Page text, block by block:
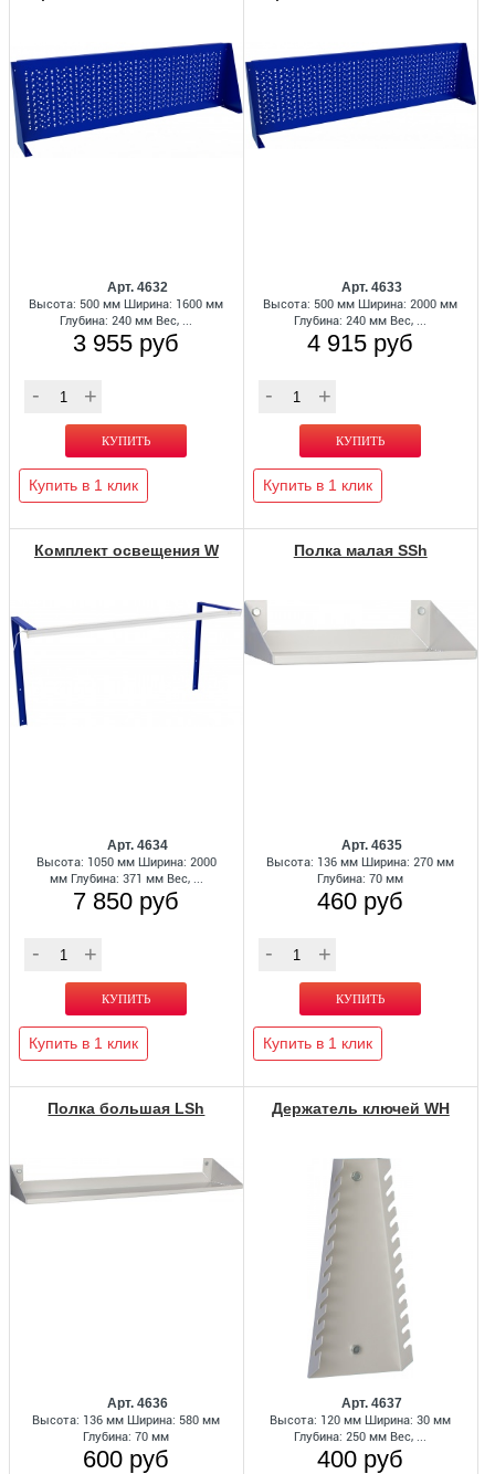
Арт. 4632
Высота: 500 мм Ширина: 1600 мм
Глубина: 240 мм Вес, ...
3 955 руб
Купить в 1 клик
Арт. 4633
Высота: 500 мм Ширина: 2000 мм
Глубина: 240 мм Вес, ...
4 915 руб
Купить в 1 клик
Комплект освещения W
Арт. 4634
Высота: 1050 мм Ширина: 2000
мм Глубина: 371 мм Вес, ...
7 850 руб
Купить в 1 клик
Полка малая SSh
Арт. 4635
Высота: 136 мм Ширина: 270 мм
Глубина: 70 мм
460 руб
Купить в 1 клик
Полка большая LSh
Арт. 4636
Высота: 136 мм Ширина: 580 мм
Глубина: 70 мм
600 руб
Держатель ключей WH
Арт. 4637
Высота: 120 мм Ширина: 30 мм
Глубина: 250 мм Вес, ...
400 руб